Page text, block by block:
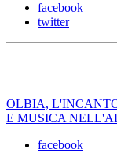
facebook
twitter
OLBIA,
E MUSICA
facebook